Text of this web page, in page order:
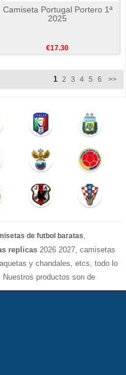
Camiseta Portugal Portero 1ª
2025
€17.30
1 2 3 4 5 6 >>
de futbol baratas,
replicas 2026 2027, camisetas
y chandales, etcs, todo lo
productos son de
usted puede estar satisfecho,